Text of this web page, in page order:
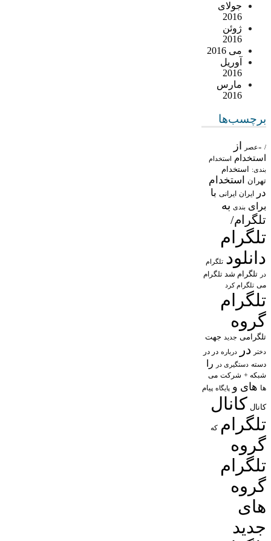
جولای
2016
ژوئن
2016
می 2016
آوریل
2016
مارس
2016
برچسب‌ها
/ «عصر از
استخدام استخدام
بندی: استخدام
تهران
استخدام
در
ایران ایرانی با
برای بندی به
تلگرام/
تلگرام
دانلود تلگرام
در تلگرام شد تلگرام
می تلگرام کرد
تلگرام
گروه
تلگرامی جدید جهت
دختر در درباره در در
دسته دستگیری در را
شبکه + شرکت می
ها های و پایگاه پیام
کانال کانال
تلگرام که
گروه
تلگرام
گروه
های
جدید